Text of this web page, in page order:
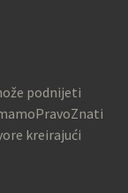
podnijeti
kreirajući